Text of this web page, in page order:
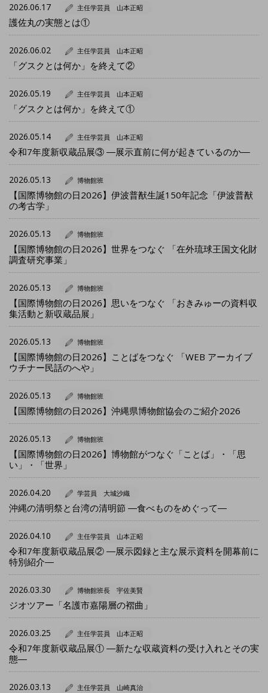
2026.06.17 主任学芸員 山本正昭
護佐丸の実態とは①
2026.06.02 主任学芸員 山本正昭
「グスクとは何か」を終えて②
2026.05.19 主任学芸員 山本正昭
「グスクとは何か」を終えて①
2026.05.14 主任学芸員 山本正昭
令和7年度新収蔵品展③ ―展示直前に何が起きているのか―
2026.05.13 博物館班
【国際博物館の日2026】伊波普猷生誕150年記念「伊波普猷
の考古学」
2026.05.13 博物館班
【国際博物館の日2026】世界をつなぐ 「在外琉球王国文化財
調査研究事業」
2026.05.13 博物館班
【国際博物館の日2026】思いをつなぐ 「おきみゅーの資料収
集活動と新収蔵品展」
2026.05.13 博物館班
【国際博物館の日2026】ことばをつなぐ 「WEB アーカイブ
ウチナー民話のへや」
2026.05.13 博物館班
【国際博物館の日2026】沖縄県博物館協会のご紹介2026
2026.05.13 博物館班
【国際博物館の日2026】博物館がつなぐ「ことば」・「思
い」・「世界」
2026.04.20 学芸員 大城沙織
沖縄の清明祭と台湾の清明節 ―食べものをめぐって―
2026.04.10 主任学芸員 山本正昭
令和7年度新収蔵品展② ―展示図録と主な展示資料を開幕前に
特別紹介―
2026.03.30 博物館班長 宇佐美賢
ジオツアー「名護市嘉陽層の褶曲」
2026.03.25 主任学芸員 山本正昭
令和7年度新収蔵品展① ―新たな収蔵資料の受け入れとその実
態―
2026.03.13 主任学芸員 山崎真治